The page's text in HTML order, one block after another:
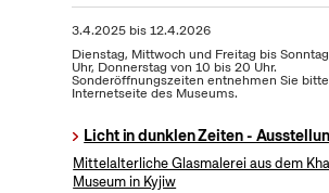
3.4.2025bis12.4.2026
Dienstag, Mittwoch und Freitag bis
Uhr, Donnerstag von 10 bis 20 Uhr.
Sonderöffnungszeiten entnehmen Sie
Internetseite des Museums.
Licht in dunklen Zeiten -
Mittelalterliche Glasmalerei aus dem
Museum in Kyjiw